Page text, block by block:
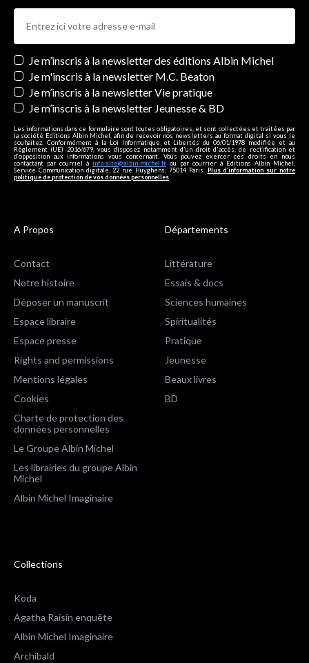
Newsletters
Je m’inscris à la newsletter des éditions Albin Michel
Je m'inscris à la newsletter M.C. Beaton
Je m’inscris à la newsletter Vie pratique
Je m’inscris à la newsletter Jeunesse & BD
Les informations dans ce formulaire sont toutes obligatoires, et sont collectées et traitées par
la société Editions Albin Michel, afin de recevoir nos newsletters au format digital si vous le
souhaitez. Conformément à la Loi Informatique et Libertés du 06/01/1978 modifiée et au
Règlement (UE) 2016/679, vous disposez notamment d'un droit d'accès, de rectification et
d’opposition aux informations vous concernant. Vous pouvez exercer ces droits en nous
contactant par courriel à info-site@albin-michel.fr ou par courrier à Editions Albin Michel,
Service Communication digitale, 22 rue Huyghens, 75014 Paris. Plus d’information sur notre
politique de protection de vos données personnelles
A Propos
Contact
Notre histoire
Déposer un manuscrit
Espace libraire
Espace presse
Rights and permissions
Mentions légales
Cookies
Charte de protection des
données personnelles
Le Groupe Albin Michel
Les librairies du groupe Albin
Michel
Albin Michel Imaginaire
Départements
Littérature
Essais & docs
Sciences humaines
Spiritualités
Pratique
Jeunesse
Beaux livres
BD
Collections
Koda
Agatha Raisin enquête
Albin Michel Imaginaire
Archibald